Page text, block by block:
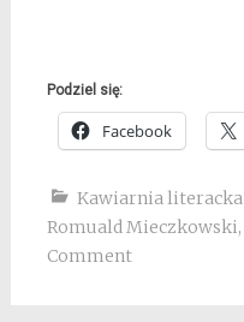
Podziel się:
Facebook
Kawiarnia literacka
Romuald Mieczkowski,
Comment